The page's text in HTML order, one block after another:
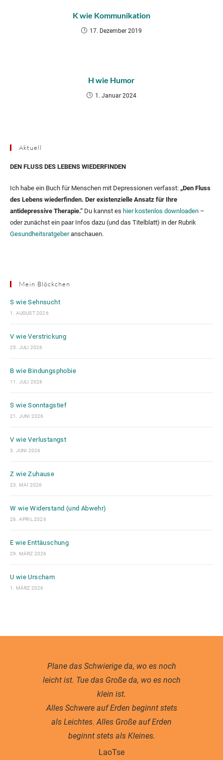
K wie Kommunikation
17. Dezember 2019
H wie Humor
1. Januar 2024
Aktuell
DEN FLUSS DES LEBENS WIEDERFINDEN
Ich habe ein Buch für Menschen mit Depressionen verfasst: „Den Fluss
des Lebens wiederfinden. Der existenzielle Ansatz für Ihre
antidepressive Therapie.“ Du kannst es hier kostenlos downloaden –
oder zunächst ein paar Infos dazu (und das Titelblatt) in der Rubrik
Gesundheitsratgeberanschauen.
Mein Blöckchen
S wie Sehnsucht
1. AUGUST 2026
V wie Verstrickung
25. JULI 2026
B wie Bindungsphobie
11. JULI 2026
S wie Sonntagstief
21. JUNI 2026
V wie Verlustangst
3. JUNI 2026
Z wie Zuhause
23. MAI 2026
W wie Widerstand (und Abwehr)
26. APRIL 2026
E wie Enttäuschung
29. MÄRZ 2026
U wie Urscham
1. MÄRZ 2026
Plane das Schwierige da, wo es noch
leicht ist. Tue das Große da, wo es noch
klein ist.
Alles Schwere auf Erden beginnt stets
als Leichtes. Alles Große auf Erden
beginnt stets als Kleines.
LaoTse